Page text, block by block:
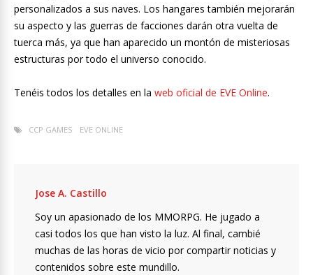
personalizados a sus naves. Los hangares también mejorarán
su aspecto y las guerras de facciones darán otra vuelta de
tuerca más, ya que han aparecido un montón de misteriosas
estructuras por todo el universo conocido.
Tenéis todos los detalles en la web oficial de EVE Online.
CCP GAMES EVE ONLINE
Jose A. Castillo
Soy un apasionado de los MMORPG. He jugado a
casi todos los que han visto la luz. Al final, cambié
muchas de las horas de vicio por compartir noticias y
contenidos sobre este mundillo.